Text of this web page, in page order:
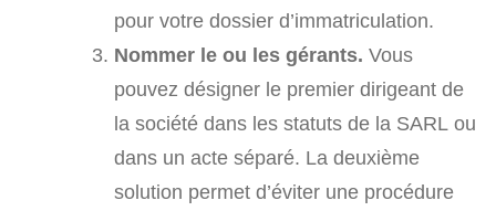
pour votre dossier d’immatriculation.
Nommer le ou les gérants. Vous
pouvez désigner le premier dirigeant de
la société dans les statuts de la SARL ou
dans un acte séparé. La deuxième
solution permet d’éviter une procédure